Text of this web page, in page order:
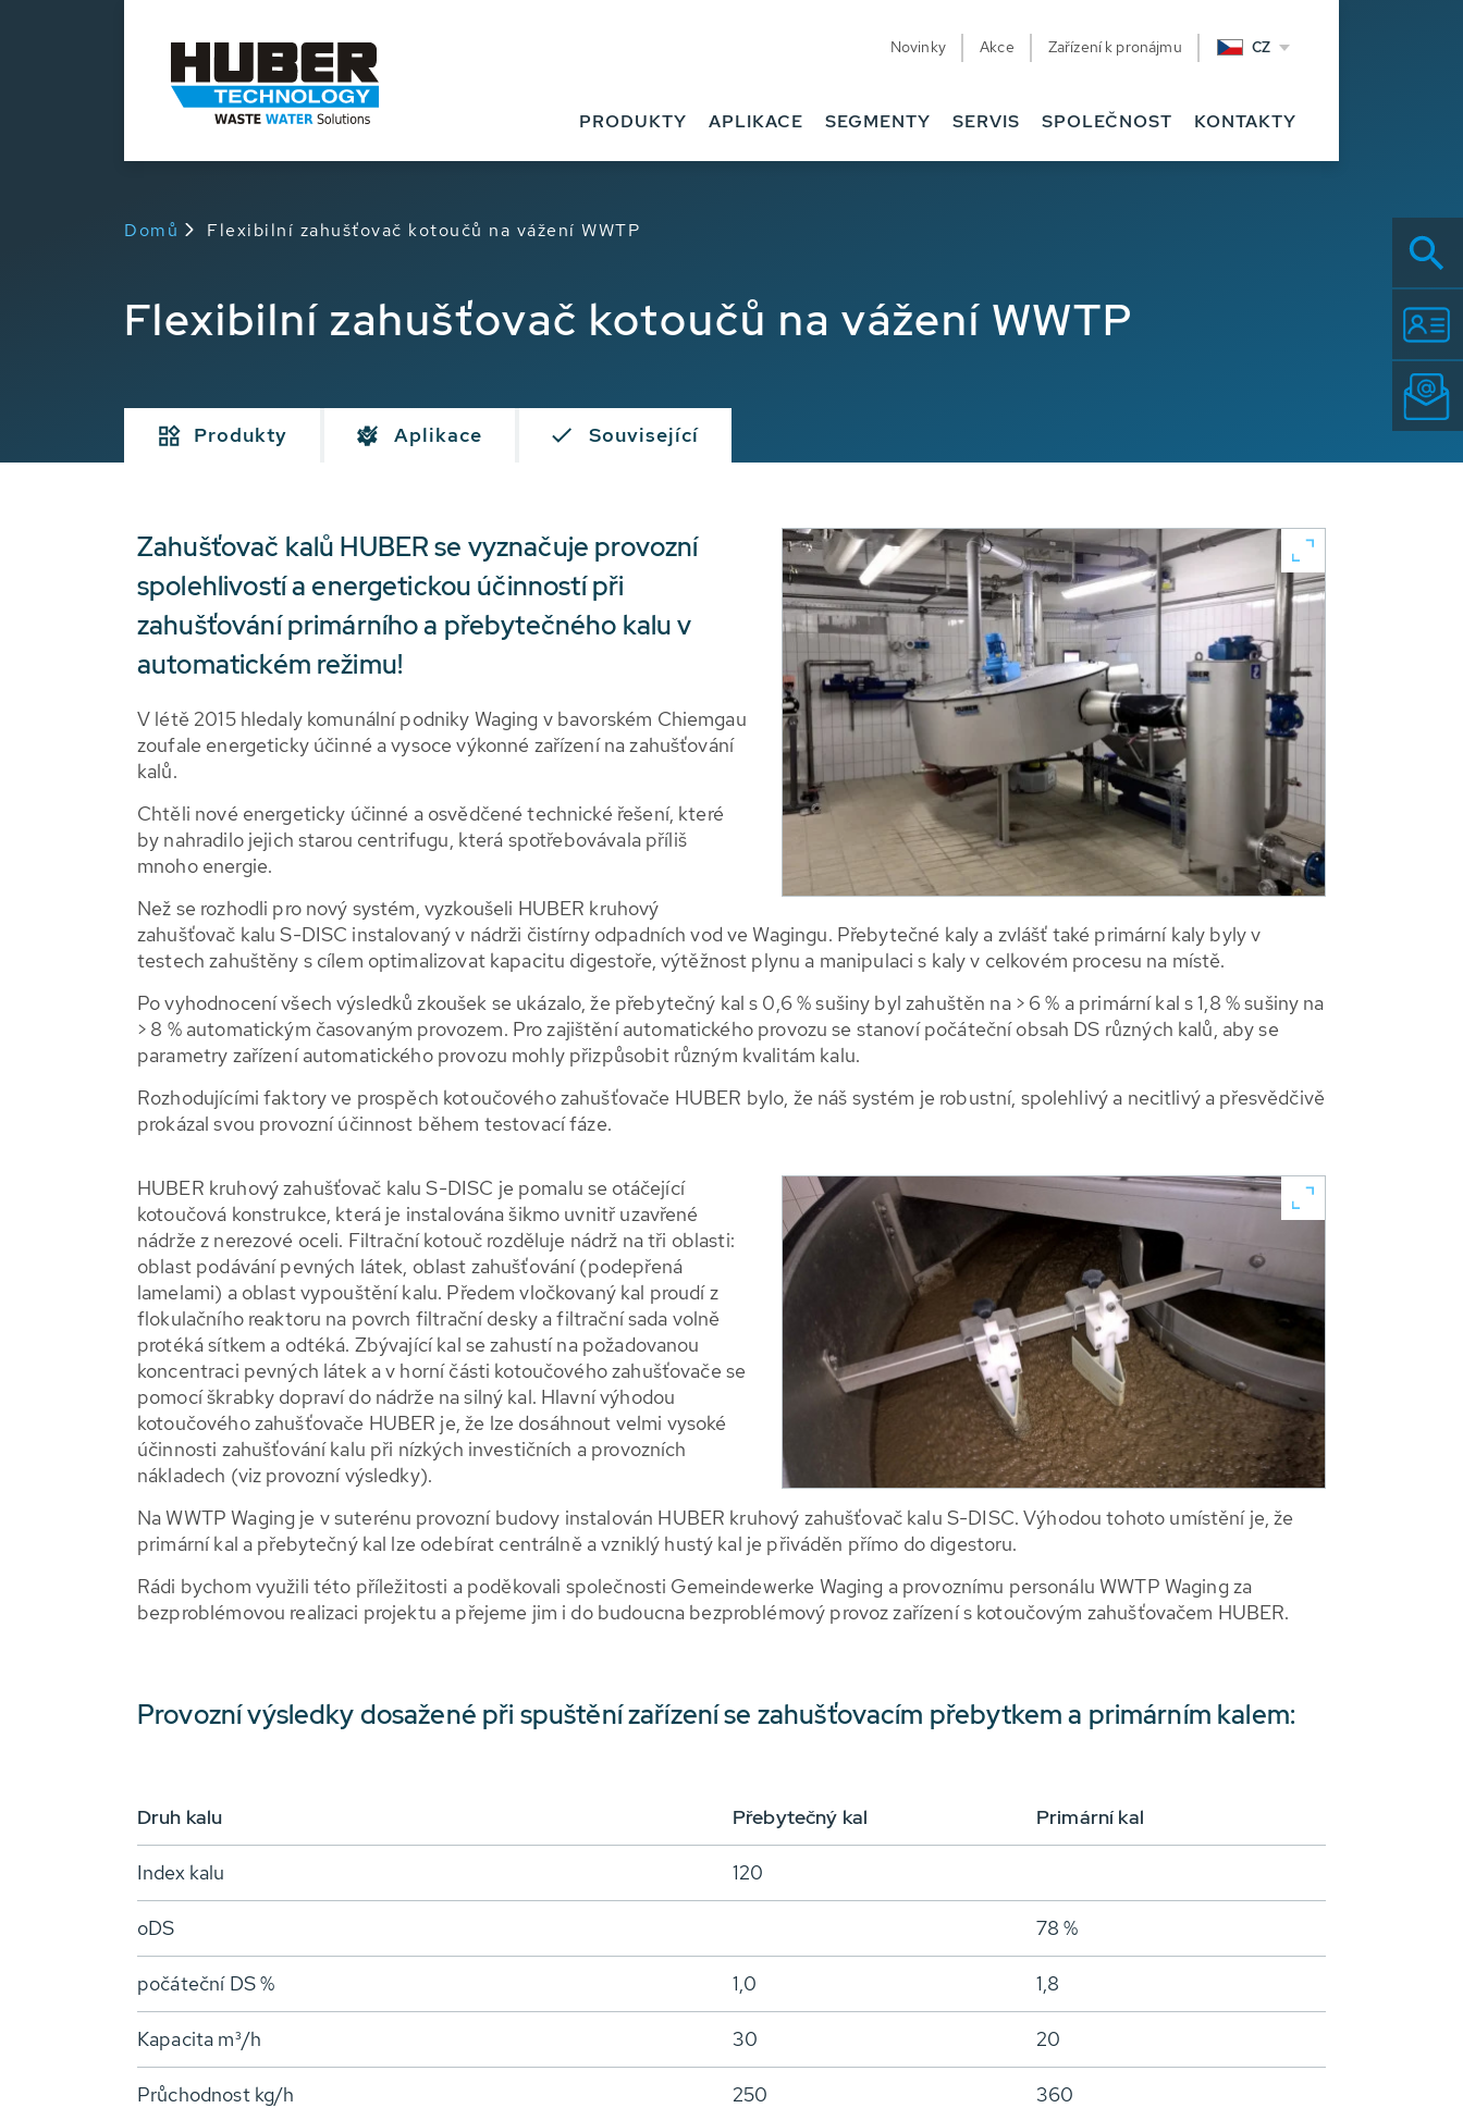
Novinky Akce Zařízení k pronájmu CZ
PRODUKTY APLIKACE SEGMENTY SERVIS SPOLEČNOST KONTAKTY
Domů Flexibilní zahušťovač kotoučů na vážení WWTP
Flexibilní zahušťovač kotoučů na vážení WWTP
Produkty Aplikace Související
Zahušťovač kalů HUBER se vyznačuje provozní
spolehlivostí a energetickou účinností při
zahušťování primárního a přebytečného kalu v
automatickém režimu!
V létě 2015 hledaly komunální podniky Waging v bavorském Chiemgau
zoufale energeticky účinné a vysoce výkonné zařízení na zahušťování
kalů.
Chtěli nové energeticky účinné a osvědčené technické řešení, které
by nahradilo jejich starou centrifugu, která spotřebovávala příliš
mnoho energie.
Než se rozhodli pro nový systém, vyzkoušeli HUBER kruhový
zahušťovač kalu S-DISC instalovaný v nádrži čistírny odpadních vod ve Wagingu. Přebytečné kaly a zvlášť také primární kaly byly v
testech zahuštěny s cílem optimalizovat kapacitu digestoře, výtěžnost plynu a manipulaci s kaly v celkovém procesu na místě.
Po vyhodnocení všech výsledků zkoušek se ukázalo, že přebytečný kal s 0,6 % sušiny byl zahuštěn na > 6 % a primární kal s 1,8 % sušiny na
> 8 % automatickým časovaným provozem. Pro zajištění automatického provozu se stanoví počáteční obsah DS různých kalů, aby se
parametry zařízení automatického provozu mohly přizpůsobit různým kvalitám kalu.
Rozhodujícími faktory ve prospěch kotoučového zahušťovače HUBER bylo, že náš systém je robustní, spolehlivý a necitlivý a přesvědčivě
prokázal svou provozní účinnost během testovací fáze.
HUBER kruhový zahušťovač kalu S-DISC je pomalu se otáčející
kotoučová konstrukce, která je instalována šikmo uvnitř uzavřené
nádrže z nerezové oceli. Filtrační kotouč rozděluje nádrž na tři oblasti:
oblast podávání pevných látek, oblast zahušťování (podepřená
lamelami) a oblast vypouštění kalu. Předem vločkovaný kal proudí z
flokulačního reaktoru na povrch filtrační desky a filtrační sada volně
protéká sítkem a odtéká. Zbývající kal se zahustí na požadovanou
koncentraci pevných látek a v horní části kotoučového zahušťovače se
pomocí škrabky dopraví do nádrže na silný kal. Hlavní výhodou
kotoučového zahušťovače HUBER je, že lze dosáhnout velmi vysoké
účinnosti zahušťování kalu při nízkých investičních a provozních
nákladech (viz provozní výsledky).
Na WWTP Waging je v suterénu provozní budovy instalován HUBER kruhový zahušťovač kalu S-DISC. Výhodou tohoto umístění je, že
primární kal a přebytečný kal lze odebírat centrálně a vzniklý hustý kal je přiváděn přímo do digestoru.
Rádi bychom využili této příležitosti a poděkovali společnosti Gemeindewerke Waging a provoznímu personálu WWTP Waging za
bezproblémovou realizaci projektu a přejeme jim i do budoucna bezproblémový provoz zařízení s kotoučovým zahušťovačem HUBER.
Provozní výsledky dosažené při spuštění zařízení se zahušťovacím přebytkem a primárním kalem:
Druh kalu Přebytečný kal Primární kal
Index kalu 120
oDS 78 %
počáteční DS % 1,0 1,8
Kapacita m³/h 30 20
Průchodnost kg/h 250 360